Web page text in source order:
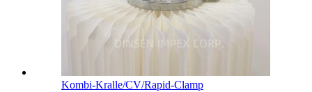
Kombi-Kralle/CV/Rapid-Clamp